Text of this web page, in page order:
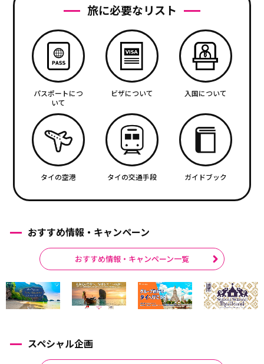
旅に必要なリスト
パスポートにつ
いて
ビザについて 入国について
タイの空港 タイの交通手段 ガイドブック
おすすめ情報・キャンペーン
おすすめ情報・キャンペーン一覧
スペシャル企画